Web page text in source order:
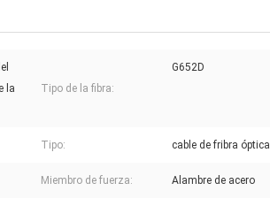
la
Tipo de la fibra:
G652D
Tipo: cable de fribra óptica
Miembro de fuerza: Alambre de acero